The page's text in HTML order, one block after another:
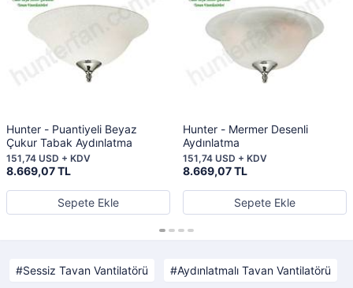
Hunter - Puantiyeli Beyaz
Çukur Tabak Aydınlatma
8.669,07 TL
151,74 USD + KDV
Sepete Ekle
Hunter - Mermer Desenli
Aydınlatma
8.669,07 TL
151,74 USD + KDV
Sepete Ekle
Sessiz Tavan Vantilatörü Aydınlatmalı Tavan Vantilatörü